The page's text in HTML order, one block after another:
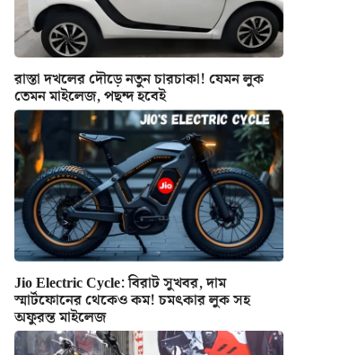
রাস্তা দখলের দৌড়ে নতুন চারচাকা! যেমন লুক
তেমন মাইলেজ, পছন্দ হবেই
Jio Electric Cycle: বিরাট সুখবর, দাম
স্মার্টফোনের থেকেও কম! চমৎকার লুক সহ
অফুরন্ত মাইলেজ